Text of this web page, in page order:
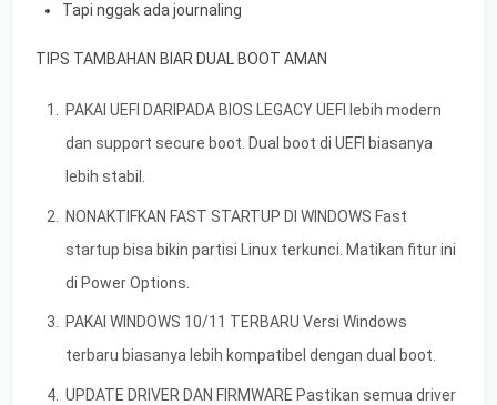
Tapi nggak ada journaling
TIPS TAMBAHAN BIAR DUAL BOOT AMAN
PAKAI UEFI DARIPADA BIOS LEGACY UEFI lebih modern
dan support secure boot. Dual boot di UEFI biasanya
lebih stabil.
NONAKTIFKAN FAST STARTUP DI WINDOWS Fast
startup bisa bikin partisi Linux terkunci. Matikan fitur ini
di Power Options.
PAKAI WINDOWS 10/11 TERBARU Versi Windows
terbaru biasanya lebih kompatibel dengan dual boot.
UPDATE DRIVER DAN FIRMWARE Pastikan semua driver